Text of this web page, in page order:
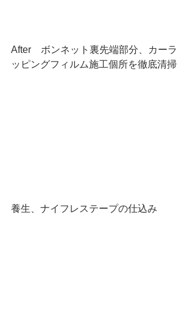
After　ボンネット裏先端部分、カーラ
ッピングフィルム施工個所を徹底清掃
養生、ナイフレステープの仕込み